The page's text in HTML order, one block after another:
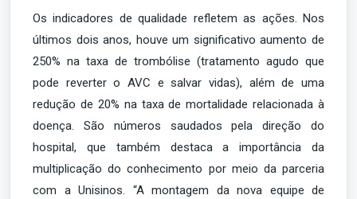
Os indicadores de qualidade refletem as ações. Nos
últimos dois anos, houve um significativo aumento de
250% na taxa de trombólise (tratamento agudo que
pode reverter o AVC e salvar vidas), além de uma
redução de 20% na taxa de mortalidade relacionada à
doença. São números saudados pela direção do
hospital, que também destaca a importância da
multiplicação do conhecimento por meio da parceria
com a Unisinos. “A montagem da nova equipe de